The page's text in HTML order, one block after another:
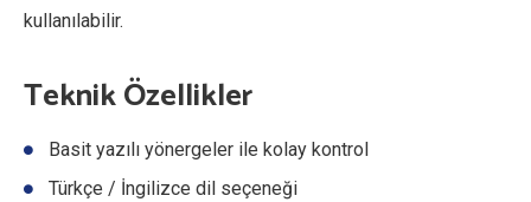
kullanılabilir.
Teknik Özellikler
Basit yazılı yönergeler ile kolay kontrol
Türkçe / İngilizce dil seçeneği